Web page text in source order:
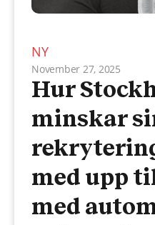
NY
November 27, 2025
Hur
minskar
med upp
med